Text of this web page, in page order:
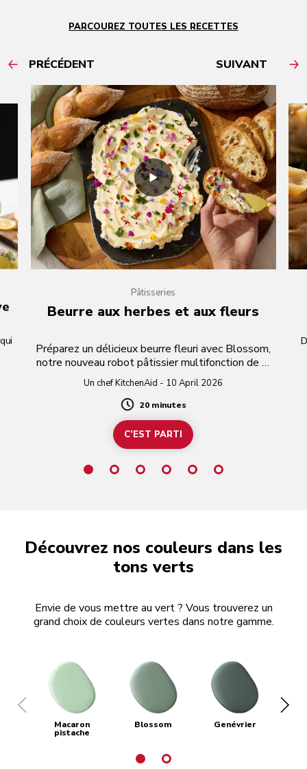
PARCOUREZ TOUTES LES RECETTES
PRÉCÉDENT SUIVANT
Pâtisseries
Beurre aux herbes et aux fleurs
Préparez un délicieux beurre fleuri avec Blossom,
notre nouveau robot pâtissier multifonction de la
collection Design Series.
Un chef KitchenAid - 10 April 2026
Duration
20 minutes
C’EST PARTI
Découvrez nos couleurs dans les
tons verts
Envie de vous mettre au vert ? Vous trouverez un
grand choix de couleurs vertes dans notre gamme.
Macaron
pistache
Blossom Genévrier